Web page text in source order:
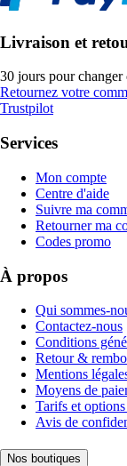
Livraison et
30 jours pour changer
Retournez votre
Trustpilot
Services
Mon compte
Centre d'aide
Suivre ma
Retourner ma
Codes promo
À propos
Qui sommes-
Contactez-nous
Conditions
Retour &
Mentions
Moyens de
Tarifs et
Avis de
Nos boutiques